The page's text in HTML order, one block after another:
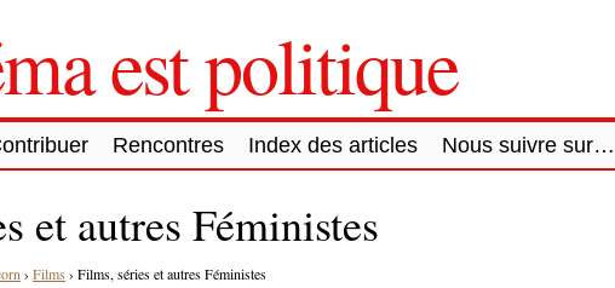
est politique
Rencontres Index des articles Nous suivre sur…
et autres Féministes
› Films › Films, séries et autres Féministes